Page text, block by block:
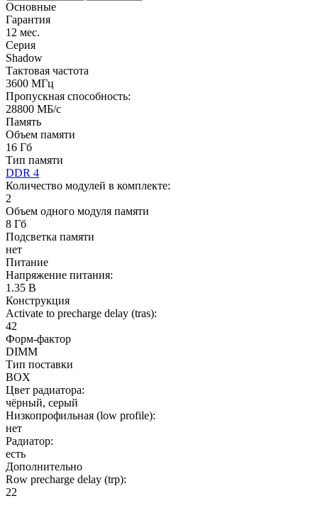
Основные
Гарантия
12 мес.
Серия
Shadow
Тактовая частота
3600 МГц
Пропускная способность:
28800 МБ/с
Память
Объем памяти
16 Гб
Тип памяти
DDR 4
Количество модулей в комплекте:
2
Объем одного модуля памяти
8 Гб
Подсветка памяти
нет
Питание
Напряжение питания:
1.35 В
Конструкция
Activate to precharge delay (tras):
42
Форм-фактор
DIMM
Тип поставки
BOX
Цвет радиатора:
чёрный, серый
Низкопрофильная (low profile):
нет
Радиатор:
есть
Дополнительно
Row precharge delay (trp):
22